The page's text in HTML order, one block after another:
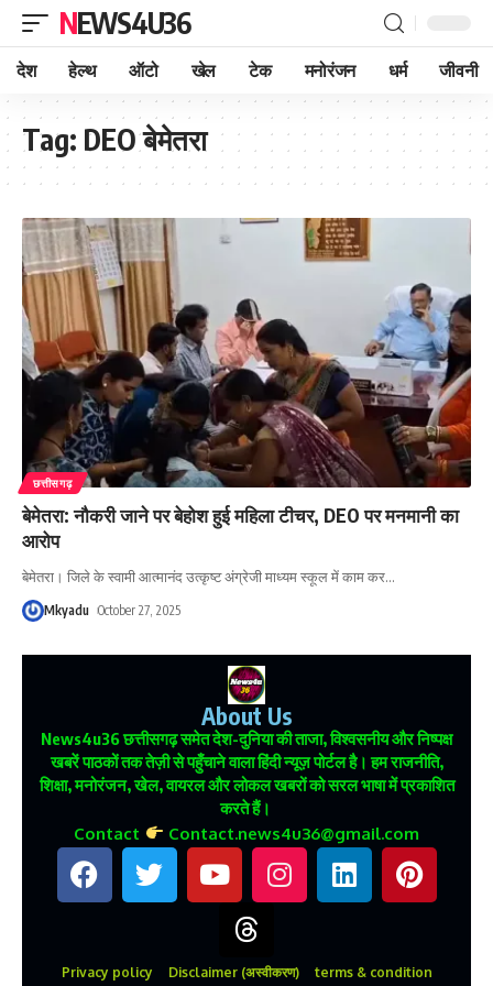
NEWS4U36
देश हेल्थ ऑटो खेल टेक मनोरंजन धर्म जीवनी
Tag: DEO बेमेतरा
छत्तीसगढ़
बेमेतरा: नौकरी जाने पर बेहोश हुई महिला टीचर, DEO पर मनमानी का
आरोप
बेमेतरा। जिले के स्वामी आत्मानंद उत्कृष्ट अंग्रेजी माध्यम स्कूल में काम कर…
Mkyadu October 27, 2025
About Us
News4u36छत्तीसगढ़ समेत देश-दुनिया की ताजा, विश्वसनीय और निष्पक्ष
खबरें पाठकों तक तेज़ी से पहुँचाने वाला हिंदी न्यूज़ पोर्टल है। हम राजनीति,
शिक्षा, मनोरंजन, खेल, वायरल और लोकल खबरों को सरल भाषा में प्रकाशित
करते हैं।
Contact Contact.news4u36@gmail.com
Privacy policy Disclaimer (अस्वीकरण) terms & condition